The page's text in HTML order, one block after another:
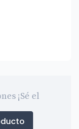
¡Sé el